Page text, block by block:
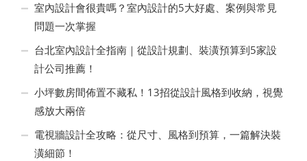
室內設計會很貴嗎？室內設計的5大好處、案例與常見
問題一次掌握
台北室內設計全指南｜從設計規劃、裝潢預算到5家設
計公司推薦！
小坪數房間佈置不藏私！13招從設計風格到收納，視覺
感放大兩倍
電視牆設計全攻略：從尺寸、風格到預算，一篇解決裝
潢細節！